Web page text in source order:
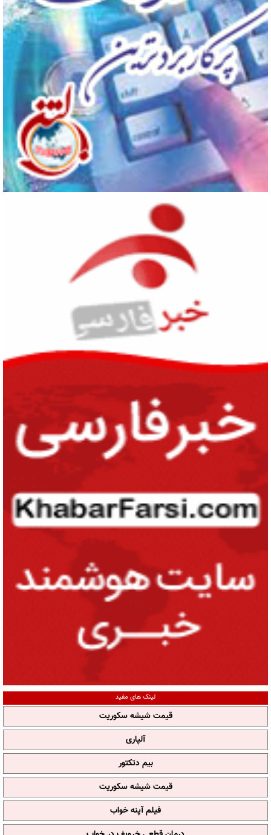
لینک های مفید
قیمت شیشه سکوریت
آلپاری
بیم دتکتور
قیمت شیشه سکوریت
فیلم آپنه خواب